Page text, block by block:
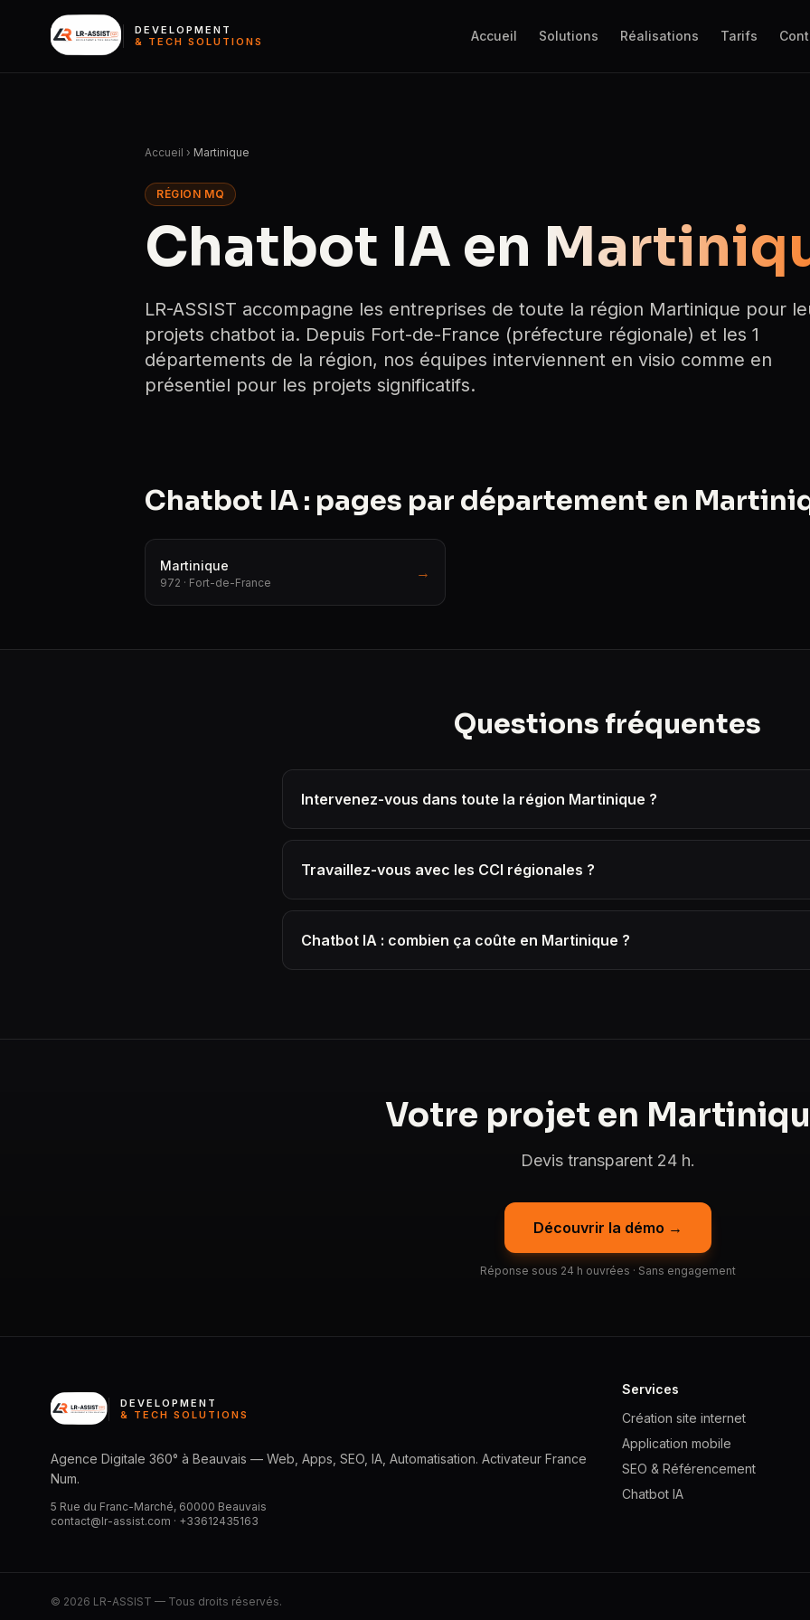
DEVELOPMENT
& TECH SOLUTIONS
Accueil Solutions Réalisations Tarifs
Accueil › Martinique
RÉGION MQ
Chatbot IA en
LR-ASSIST accompagne les entreprises de toute la région Martinique pour
projets chatbot ia. Depuis Fort-de-France (préfecture régionale) et les 1
départements de la région, nos équipes interviennent en visio comme en
présentiel pour les projets significatifs.
Chatbot IA : pages par département en
Martinique
972 · Fort-de-France
→
Questions fréquentes
Intervenez-vous dans toute la région Martinique ?
Travaillez-vous avec les CCI régionales ?
Chatbot IA : combien ça coûte en Martinique ?
Votre projet en
Devis transparent 24 h.
Découvrir la démo →
Réponse sous 24 h ouvrées · Sans engagement
DEVELOPMENT
& TECH SOLUTIONS
Agence Digitale 360° à Beauvais — Web, Apps, SEO, IA, Automatisation. Activateur France
Num.
5 Rue du Franc-Marché, 60000 Beauvais
contact@lr-assist.com · +33612435163
Services
Création site internet
Application mobile
SEO & Référencement
Chatbot IA
© 2026 LR-ASSIST — Tous droits réservés.